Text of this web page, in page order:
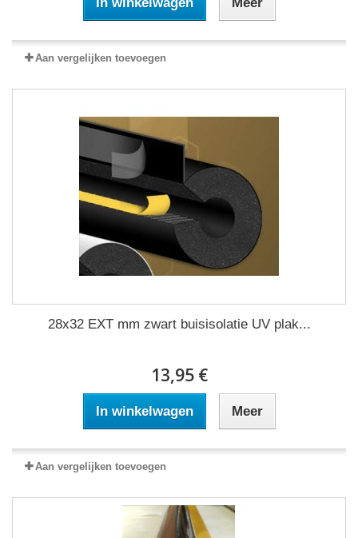
Aan vergelijken toevoegen
28x32 EXT mm zwart buisisolatie UV plak...
13,95 €
In winkelwagen Meer
Aan vergelijken toevoegen